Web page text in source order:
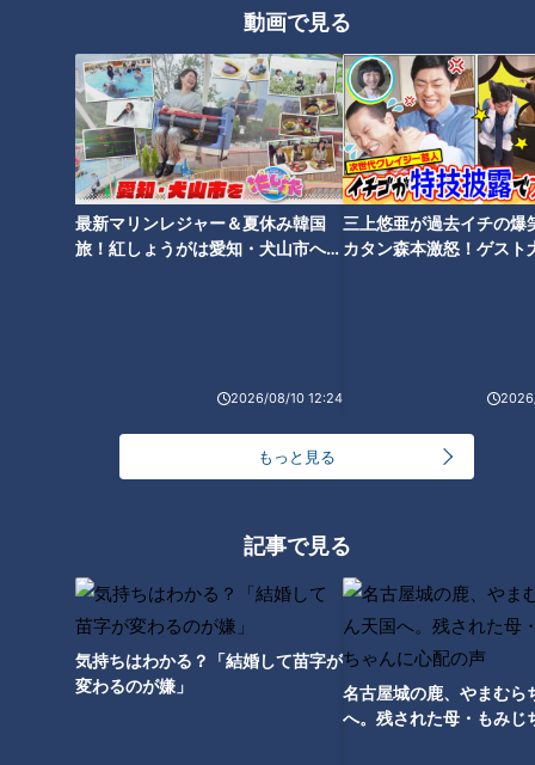
動画で見る
最新マリンレジャー＆夏休み韓国
旅！紅しょうがは愛知・犬山市へ
2026/08/10 12:24
三上悠亜が過去イチの爆
カタン森本激怒！ゲスト
もっと見る
記事で見る
気持ちはわかる？「結婚して苗字が
変わるのが嫌」
名古屋城の鹿、やまむら
へ。残された母・もみじ
ちなみに「ナナフシモドキ」の名で勘違いしそうですが、れっ
きとしたナナフシ科の代表種です。
エッチをすると短命？
以前この番組で「カブトムシやクワガタは交尾をしなければ長
生きする」という説が紹介されました。
ほしいと思います」（Cさん）
小高「やっぱりエネルギーを使うのかねえ？」
「一回だけしか交尾しないというクワガタやカブトムシの話で
いたのではないかと思われます。
小高さんの言うとおり、産卵した後なら複数回交尾をします。
現にクワガタは産卵した後に追い交尾をさせます。
カブトムシはオス1、メス2で飼育していたら100個近い卵を生